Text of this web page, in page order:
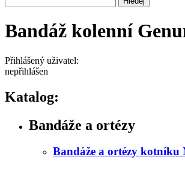
Bandáž kolenní
Přihlášený uživatel:
nepřihlášen
Katalog:
Bandáže a ortézy
Bandáže a ortézy kotníku